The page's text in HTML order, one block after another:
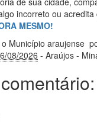
incorreto ou
MESMO!
Município araujense
08/2026 - Araújos -